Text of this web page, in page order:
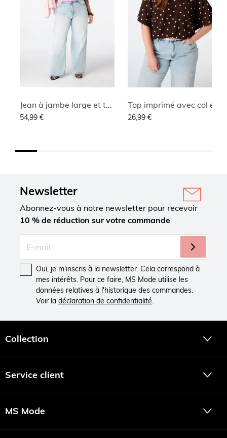
54,99 € 26,99 €
Newsletter
Abonnez-vous à notre newsletter pour recevoir
10 % de réduction sur votre commande
Oui, je m'inscris à la newsletter. Cela correspond à
mes intérêts. Pour ce faire, MS Mode utilise les
données relatives à l'historique des commandes.
Voir la déclaration de confidentialité
Collection
Service client
MS Mode